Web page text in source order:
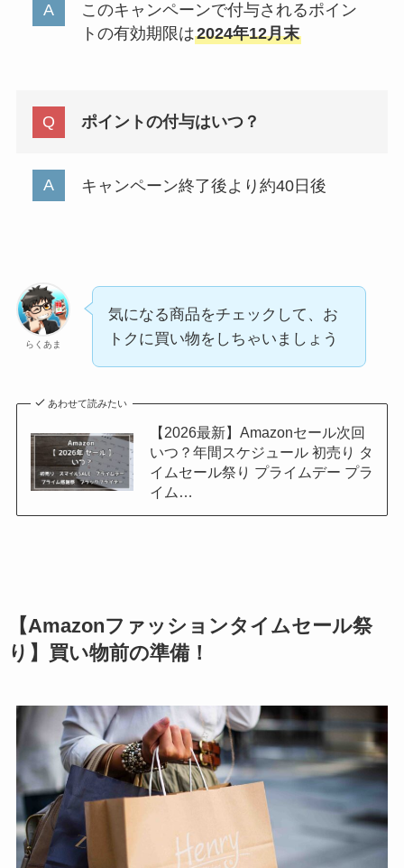
このキャンペーンで付与されるポイン
トの有効期限は2024年12月末
ポイントの付与はいつ？
キャンペーン終了後より約40日後
らくあま
気になる商品をチェックして、お
トクに買い物をしちゃいましょう
あわせて読みたい
【2026最新】Amazonセール次回
いつ？年間スケジュール 初売り タ
イムセール祭り プライムデー プラ
イム…
【Amazonファッションタイムセール祭
り】買い物前の準備！